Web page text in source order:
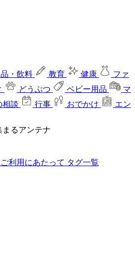
・飲料 教育 健康
ファ
どうぶつ ベビー用品
マ
相談 行事 おでかけ
エン
るアンテナ
ご利用にあたって タグ一覧